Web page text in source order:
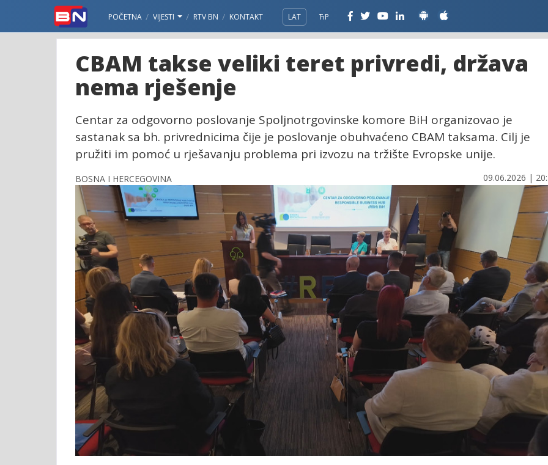
POČETNA VIJESTI RTV BN KONTAKT LAT ЋР
CBAM takse veliki teret privredi, država
nema rješenje
Centar za odgovorno poslovanje Spoljnotrgovinske komore BiH organizovao je
sastanak sa bh. privrednicima čije je poslovanje obuhvaćeno CBAM taksama. Cilj je
pružiti im pomoć u rješavanju problema pri izvozu na tržište Evropske unije.
BOSNA I HERCEGOVINA 09.06.2026 |